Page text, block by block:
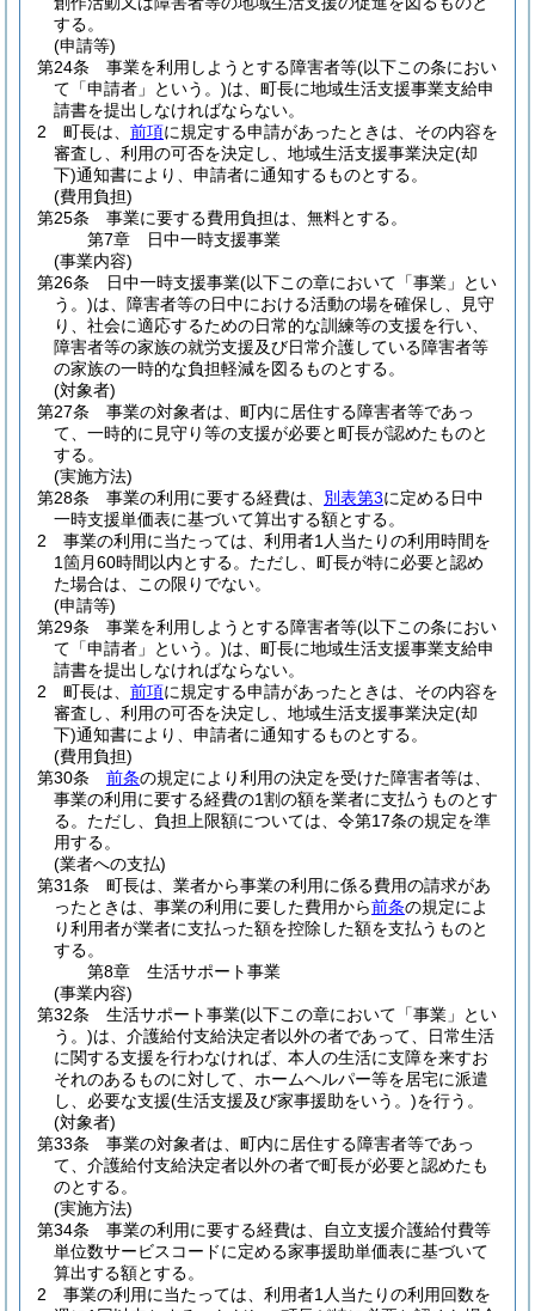
する。
(申請等)
第24条
事業を利用しようとする障害者等(以下この条におい
て「申請者」という。)は、町長に地域生活支援事業支給申
請書を提出しなければならない。
2
町長は、 前項に規定する申請があったときは、その内容を
審査し、利用の可否を決定し、地域生活支援事業決定(却
下)通知書により、申請者に通知するものとする。
(費用負担)
第25条
事業に要する費用負担は、無料とする。
第7章
日中一時支援事業
(事業内容)
第26条
日中一時支援事業(以下この章において「事業」とい
う。)は、障害者等の日中における活動の場を確保し、見守
り、社会に適応するための日常的な訓練等の支援を行い、
障害者等の家族の就労支援及び日常介護している障害者等
の家族の一時的な負担軽減を図るものとする。
(対象者)
第27条
事業の対象者は、町内に居住する障害者等であっ
て、一時的に見守り等の支援が必要と町長が認めたものと
する。
(実施方法)
第28条
事業の利用に要する経費は、 別表第3に定める日中
一時支援単価表に基づいて算出する額とする。
2
事業の利用に当たっては、利用者1人当たりの利用時間を
1箇月60時間以内とする。 ただし、町長が特に必要と認め
た場合は、この限りでない。
(申請等)
第29条
事業を利用しようとする障害者等(以下この条におい
て「申請者」という。)は、町長に地域生活支援事業支給申
請書を提出しなければならない。
2
町長は、 前項に規定する申請があったときは、その内容を
審査し、利用の可否を決定し、地域生活支援事業決定(却
下)通知書により、申請者に通知するものとする。
(費用負担)
第30条
前条の規定により利用の決定を受けた障害者等は、
事業の利用に要する経費の1割の額を業者に支払うものとす
る。 ただし、負担上限額については、令第17条の規定を準
用する。
(業者への支払)
第31条
町長は、業者から事業の利用に係る費用の請求があ
ったときは、事業の利用に要した費用から前条の規定によ
り利用者が業者に支払った額を控除した額を支払うものと
する。
第8章
生活サポート事業
(事業内容)
第32条
生活サポート事業(以下この章において「事業」とい
う。)は、介護給付支給決定者以外の者であって、日常生活
に関する支援を行わなければ、本人の生活に支障を来すお
それのあるものに対して、ホームヘルパー等を居宅に派遣
し、必要な支援(生活支援及び家事援助をいう。)を行う。
(対象者)
第33条
事業の対象者は、町内に居住する障害者等であっ
て、介護給付支給決定者以外の者で町長が必要と認めたも
のとする。
(実施方法)
第34条
事業の利用に要する経費は、自立支援介護給付費等
単位数サービスコードに定める家事援助単価表に基づいて
算出する額とする。
2
事業の利用に当たっては、利用者1人当たりの利用回数を